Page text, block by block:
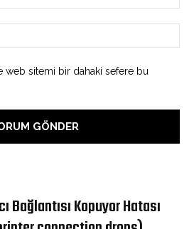
web sitemi bir dahaki sefere bu
Bağlantısı Kopuyor Hatası